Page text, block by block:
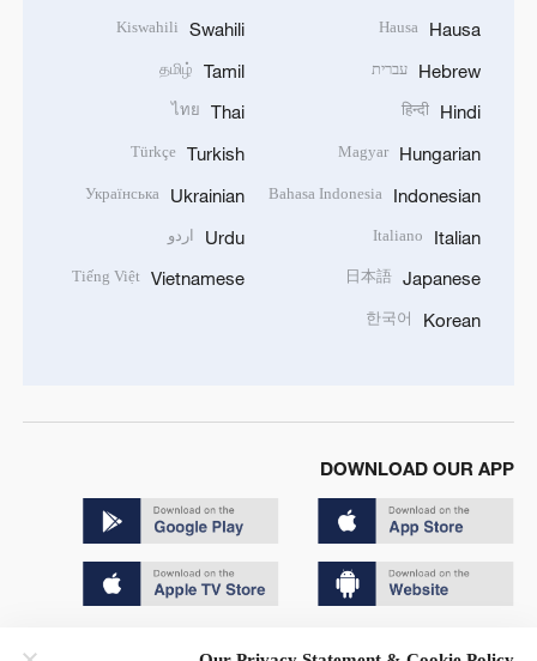
Hausa
Hausa
Hebrew עברית
Hindi
हिन्दी
Hungarian
Magyar
Indonesian
Bahasa Indonesia
Italian
Italiano
Japanese
日本語
Korean
한국어
Swahili
Kiswahili
Tamil
தமிழ்
Thai
ไทย
Turkish
Türkçe
Ukrainian
Українська
Urdu اردو
Vietnamese
Tiếng Việt
DOWNLOAD OUR APP